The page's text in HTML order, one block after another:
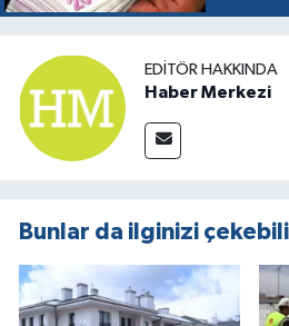
EDITÖR HAKKINDA
Haber Merkezi
Bunlar da ilginizi